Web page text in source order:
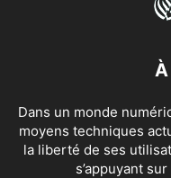
À
Dans un monde
moyens techniques
la liberté de ses
s’appuyant